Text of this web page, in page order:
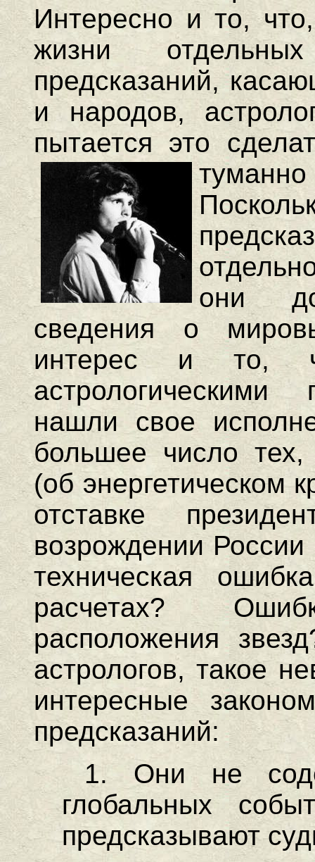
Интересно и то,
жизни
предсказаний,
и народов,
пытается это
они
сведения о
интерес и то,
астрологическими
нашли свое
большее число
(об энергетическом
отставке
возрождении России
техническая
расчетах?
расположения
астрологов, такое
интересные
предсказаний:
1. Они не
глобальных
предсказывают